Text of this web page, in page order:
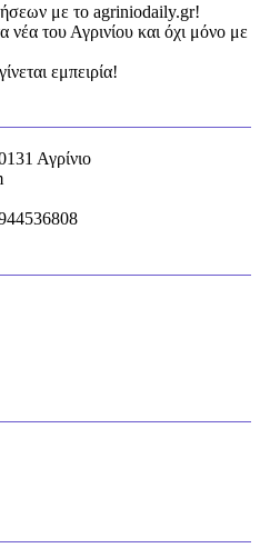
με το agriniodaily.gr!
νέα του Αγρινίου και όχι μόνο με
εμπειρία!
Αγρίνιο